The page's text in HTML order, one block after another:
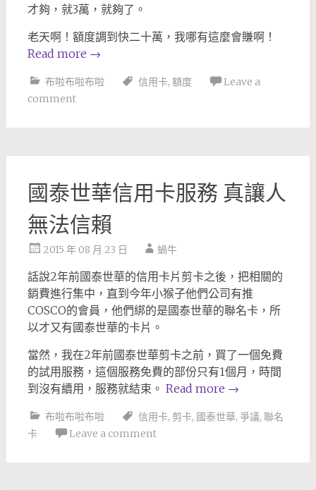
才夠，就3萬，就夠了。
老天啊！額度調到快二十萬，我哪有這麼會賺啊！
Read more →
布啦布啦布啦 信用卡, 額度
Leave a
comment
國泰世華信用卡服務 真讓人
無法信賴
2015 年 08 月 23 日 蝸牛
話說2年前國泰世華的信用卡片剪卡之後，把相關的
銷費進行集中，直到今年小猴子他們公司有推
COSCO的會員，他們綁的是國泰世華的聯名卡，所
以才又有國泰世華的卡片。
當然，我在2年前國泰世華剪卡之前，買了一個免費
的試用服務，這個服務免費的部份只有1個月，時間
到沒有續用，服務就結束。 Read more →
布啦布啦布啦 信用卡, 剪卡, 國泰世華, 爭議, 聯名
卡
Leave a comment